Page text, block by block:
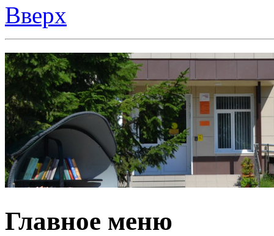
Вверх
Главное меню